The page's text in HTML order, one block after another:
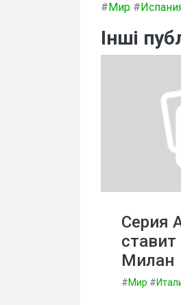
#Мир #
Інші
Серия
Милан
#Мир #